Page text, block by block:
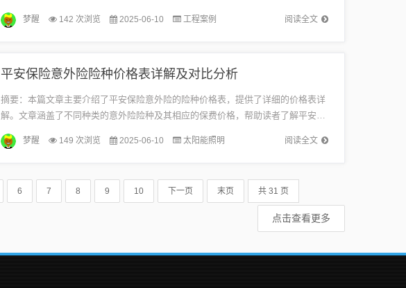
究。酒后驾驶不仅危害自身安全，还会危及他人生命安全，应引起广大驾驶员的高
度...
阅读全文
梦醒 142 次浏览 2025-06-10 工程案例
平安保险意外险险种价格表详解及对比分析
摘要：本篇文章主要介绍了平安保险意外险的险种价格表，提供了详细的价格表详
解。文章涵盖了不同种类的意外险险种及其相应的保费价格，帮助读者了解平安保
险意外险的保险范围和费用。通过此文，读者可以方便地选择适合自己的保险方
案...
阅读全文
梦醒 149 次浏览 2025-06-10 太阳能照明
6 7 8 9 10 下一页 末页 共 31 页
点击查看更多